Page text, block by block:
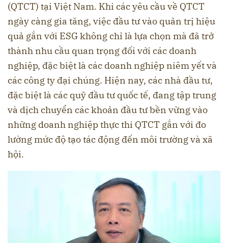
(QTCT) tại Việt Nam. Khi các yêu cầu về QTCT
ngày càng gia tăng, việc đầu tư vào quản trị hiệu
quả gắn với ESG không chỉ là lựa chọn mà đã trở
thành nhu cầu quan trọng đối với các doanh
nghiệp, đặc biệt là các doanh nghiệp niêm yết và
các công ty đại chúng. Hiện nay, các nhà đầu tư,
đặc biệt là các quỹ đầu tư quốc tế, đang tập trung
và dịch chuyển các khoản đầu tư bền vững vào
những doanh nghiệp thực thi QTCT gắn với đo
lường mức độ tạo tác động đến môi trường và xã
hội.